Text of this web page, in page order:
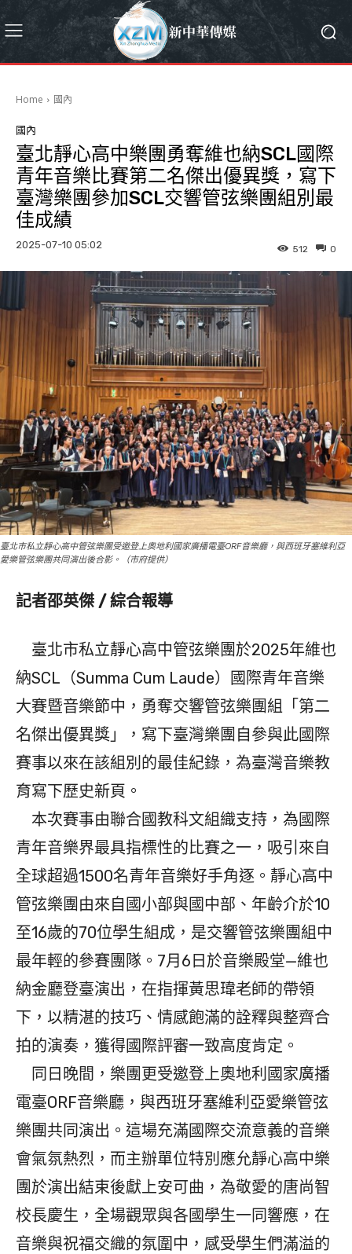
Home 國內
國內
臺北靜心高中樂團勇奪維也納SCL國際
青年音樂比賽第二名傑出優異獎，寫下
臺灣樂團參加SCL交響管弦樂團組別最
佳成績
2025-07-10 05:02 0
512
臺北市私立靜心高中管弦樂團受邀登上奧地利國家廣播電臺ORF音樂廳，與西班牙塞維利亞
愛樂管弦樂團共同演出後合影。（市府提供）
記者邵英傑 / 綜合報導
臺北市私立靜心高中管弦樂團於2025年維也
納SCL（Summa Cum Laude）國際青年音樂
大賽暨音樂節中，勇奪交響管弦樂團組「第二
名傑出優異獎」，寫下臺灣樂團自參與此國際
賽事以來在該組別的最佳紀錄，為臺灣音樂教
育寫下歷史新頁。
本次賽事由聯合國教科文組織支持，為國際
青年音樂界最具指標性的比賽之一，吸引來自
全球超過1500名青年音樂好手角逐。靜心高中
管弦樂團由來自國小部與國中部、年齡介於10
至16歲的70位學生組成，是交響管弦樂團組中
最年輕的參賽團隊。7月6日於音樂殿堂—維也
納金廳登臺演出，在指揮黃思瑋老師的帶領
下，以精湛的技巧、情感飽滿的詮釋與整齊合
拍的演奏，獲得國際評審一致高度肯定。
同日晚間，樂團更受邀登上奧地利國家廣播
電臺ORF音樂廳，與西班牙塞維利亞愛樂管弦
樂團共同演出。這場充滿國際交流意義的音樂
會氣氛熱烈，而主辦單位特別應允靜心高中樂
團於演出結束後獻上安可曲，為敬愛的唐尚智
校長慶生，全場觀眾與各國學生一同響應，在
音樂與祝福交織的氛圍中，感受學生們滿溢的